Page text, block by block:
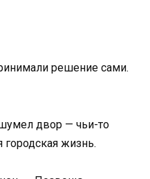
решение сами.
двор — чьи-то
городская жизнь.